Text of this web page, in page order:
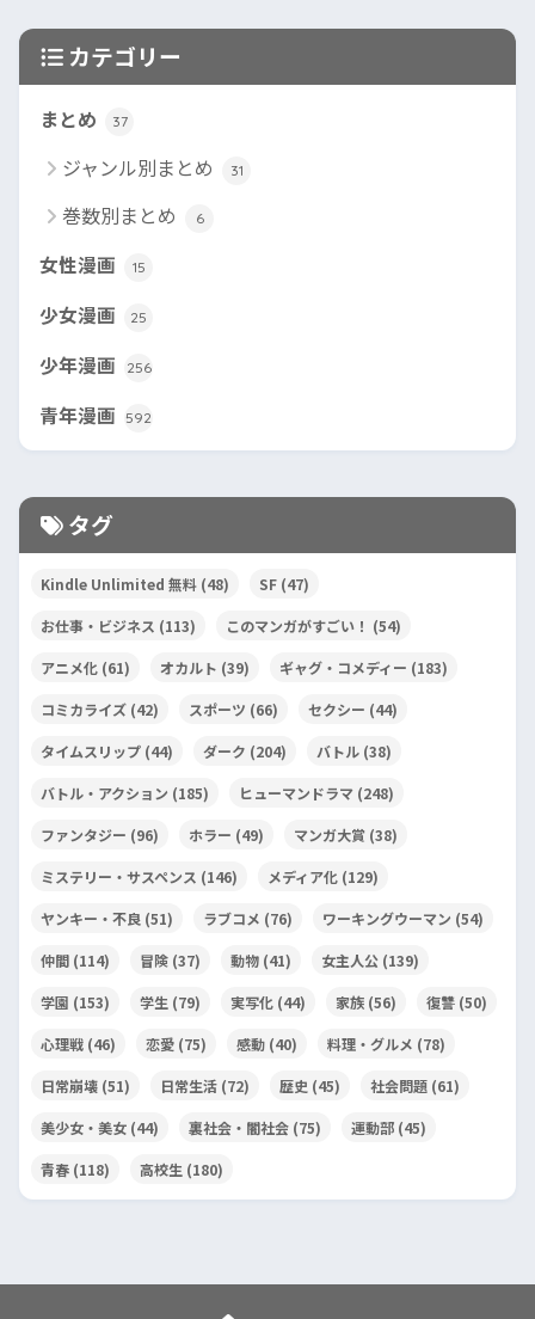
カテゴリー
まとめ 37
ジャンル別まとめ 31
巻数別まとめ 6
女性漫画 15
少女漫画 25
少年漫画 256
青年漫画 592
タグ
Kindle Unlimited 無料 (48) SF (47)
お仕事・ビジネス (113) このマンガがすごい！ (54)
アニメ化 (61) オカルト (39) ギャグ・コメディー (183)
コミカライズ (42) スポーツ (66) セクシー (44)
タイムスリップ (44) ダーク (204) バトル (38)
バトル・アクション (185) ヒューマンドラマ (248)
ファンタジー (96) ホラー (49) マンガ大賞 (38)
ミステリー・サスペンス (146) メディア化 (129)
ヤンキー・不良 (51) ラブコメ (76) ワーキングウーマン (54)
仲間 (114) 冒険 (37) 動物 (41) 女主人公 (139)
学園 (153) 学生 (79) 実写化 (44) 家族 (56) 復讐 (50)
心理戦 (46) 恋愛 (75) 感動 (40) 料理・グルメ (78)
日常崩壊 (51) 日常生活 (72) 歴史 (45) 社会問題 (61)
美少女・美女 (44) 裏社会・闇社会 (75) 運動部 (45)
青春 (118) 高校生 (180)